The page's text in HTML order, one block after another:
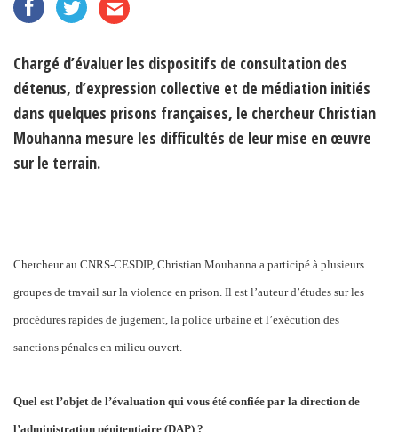
Chargé d’évaluer les dispositifs de consultation des
détenus, d’expression collective et de médiation initiés
dans quelques prisons françaises, le chercheur Christian
Mouhanna mesure les difficultés de leur mise en œuvre
sur le terrain.
Chercheur au CNRS-CESDIP, Christian Mouhanna a participé à plusieurs
groupes de travail sur la violence en prison. Il est l’auteur d’études sur les
procédures rapides de jugement, la police urbaine et l’exécution des
sanctions pénales en milieu ouvert.
Quel est l’objet de l’évaluation qui vous été confiée par la direction de
l’administration pénitentiaire (DAP) ?